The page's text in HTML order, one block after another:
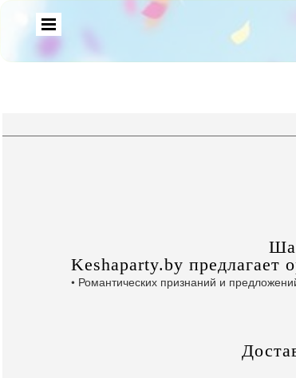
Keshaparty.by
• Романтических признаний и